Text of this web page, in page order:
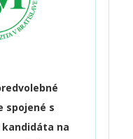
spojené s
na